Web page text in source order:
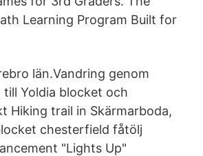
Learning Program Built for
län.Vandring genom
Yoldia blocket och
Hiking trail in Skärmarboda,
chesterfield fåtölj
"Lights Up"